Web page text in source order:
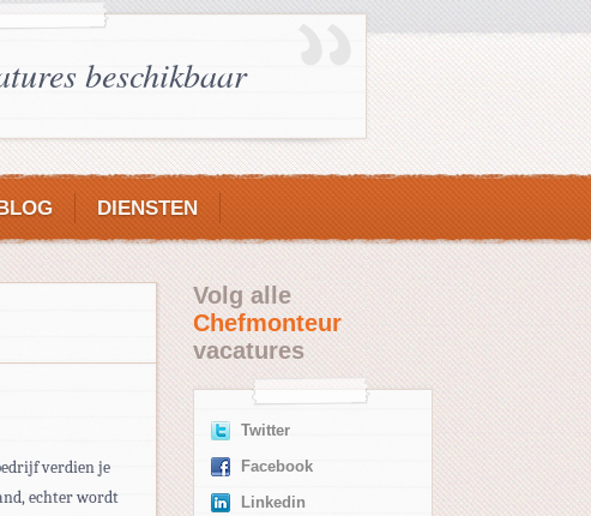
beschikbaar
DIENSTEN
verdien je
echter wordt
Volg alle
Chefmonteur
vacatures
Twitter
Facebook
Linkedin